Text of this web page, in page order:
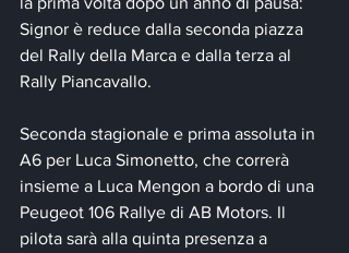
Signor è reduce dalla seconda piazza
del Rally della Marca e dalla terza al
Rally Piancavallo.
Seconda stagionale e prima assoluta in
A6 per Luca Simonetto, che correrà
insieme a Luca Mengon a bordo di una
Peugeot 106 Rallye di AB Motors. Il
pilota sarà alla quinta presenza a